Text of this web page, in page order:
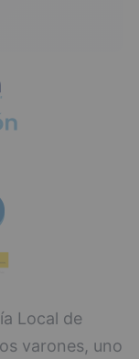
Local de
varones, uno